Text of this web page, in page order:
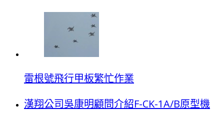
雷根號飛行甲板繁忙作業
漢翔公司吳康明顧問介紹F-CK-1A/B原型機